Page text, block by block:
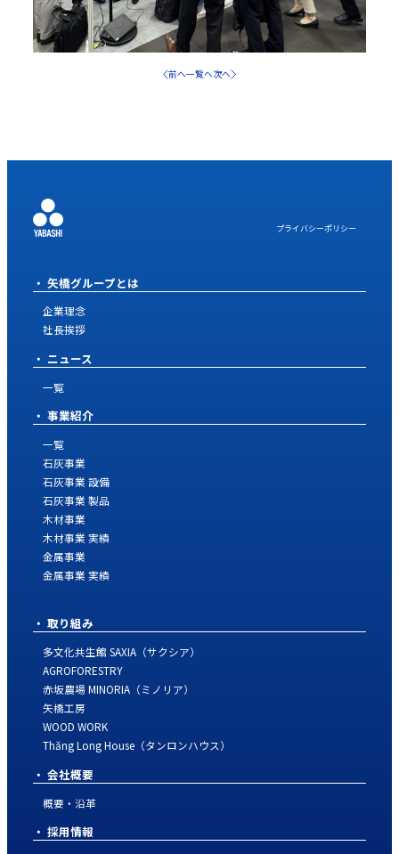
前へ一覧へ次へ
プライバシーポリシー
矢橋グループとは
企業理念
社長挨拶
ニュース
一覧
事業紹介
一覧
石灰事業
石灰事業 設備
石灰事業 製品
木材事業
木材事業 実績
金属事業
金属事業 実績
取り組み
多文化共生館 SAXIA（サクシア）
AGROFORESTRY
赤坂農場 MINORIA（ミノリア）
矢橋工房
WOOD WORK
Thăng Long House（タンロンハウス）
会社概要
概要・沿革
採用情報